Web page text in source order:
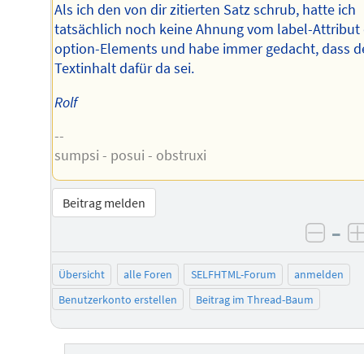
Als ich den von dir zitierten Satz schrub, hatte ich
tatsächlich noch keine Ahnung vom label-Attribut
option-Elements und habe immer gedacht, dass
Textinhalt dafür da sei.
Rolf
--
sumpsi - posui - obstruxi
Beitrag melden
–
Übersicht alle Foren SELFHTML-Forum
anmelden
Benutzerkonto erstellen
Beitrag im Thread-Baum